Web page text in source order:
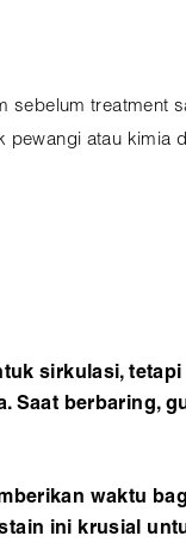
sebelum treatment
atau kimia
sirkulasi,
Saat berbaring,
waktu
ini krusial